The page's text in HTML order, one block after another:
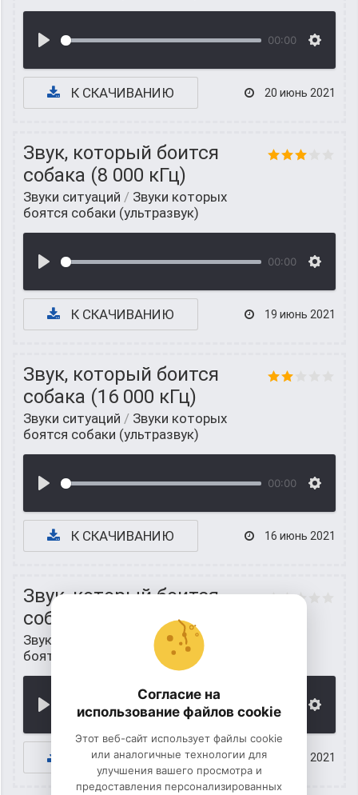
00:00
К СКАЧИВАНИЮ 20 июнь 2021
Звук, который боится
собака (8 000 кГц)
Звуки ситуаций / Звуки которых
боятся собаки (ультразвук)
00:00
К СКАЧИВАНИЮ 19 июнь 2021
Звук, который боится
собака (16 000 кГц)
Звуки ситуаций / Звуки которых
боятся собаки (ультразвук)
00:00
К СКАЧИВАНИЮ 16 июнь 2021
Звук, который боится
собака (13 000 кГц)
Звуки ситуаций
Звуки которых
боятся собаки (ультразвук)
00:00
К СКАЧИВАНИЮ 15 июнь 2021
Согласие на
использование файлов cookie
Этот веб-сайт использует файлы cookie
или аналогичные технологии для
улучшения вашего просмотра и
предоставления персонализированных